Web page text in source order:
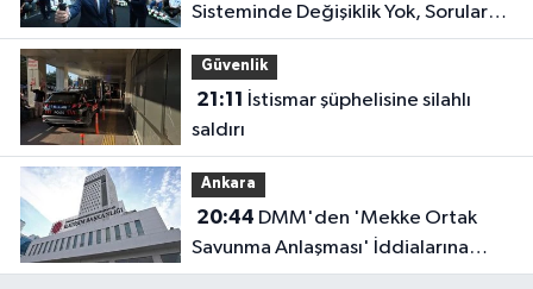
Sisteminde Değişiklik Yok, Sorular
Yeni Müfredata Uygun Olacak
Güvenlik
21:11
saldırı
Ankara
20:44
Savunma Anlaşması' İddialarına
Yalanlama